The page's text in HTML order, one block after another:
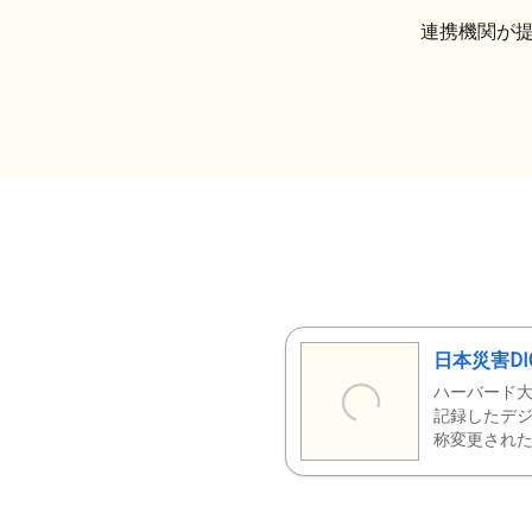
連携機関が
日本災害
ハーバード
記録したデ
称変更された